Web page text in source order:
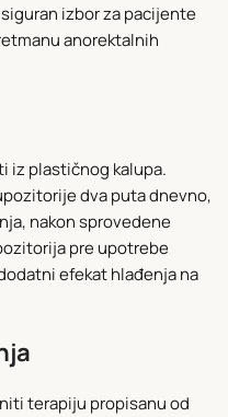
izbor za pacijente
anorektalnih
iz plastičnog kalupa.
dva puta dnevno,
nakon sprovedene
pre upotrebe
efekat hlađenja na
terapiju propisanu od